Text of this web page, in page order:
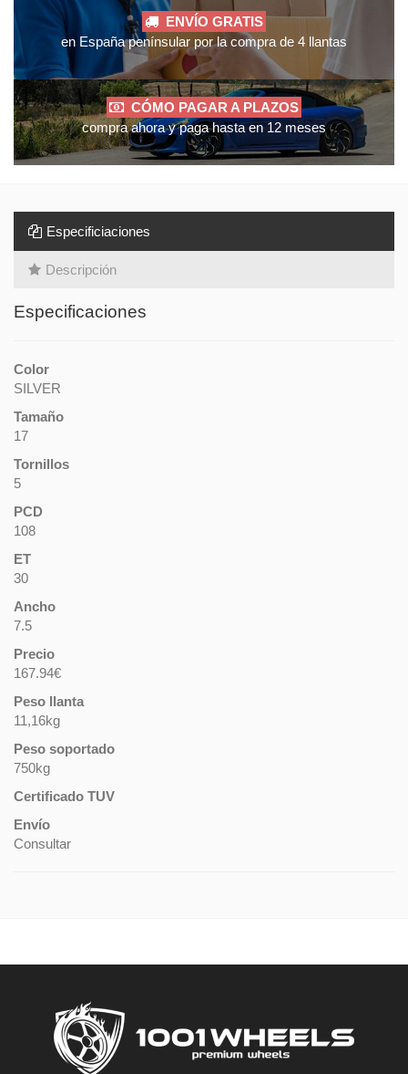
ENVÍO GRATIS
en España penínsular por la compra de 4 llantas
CÓMO PAGAR A PLAZOS
compra ahora y paga hasta en 12 meses
Especificiaciones
Descripción
Especificaciones
Color
SILVER
Tamaño
17
Tornillos
5
PCD
108
ET
30
Ancho
7.5
Precio
167.94€
Peso llanta
11,16kg
Peso soportado
750kg
Certificado TUV
Envío
Consultar